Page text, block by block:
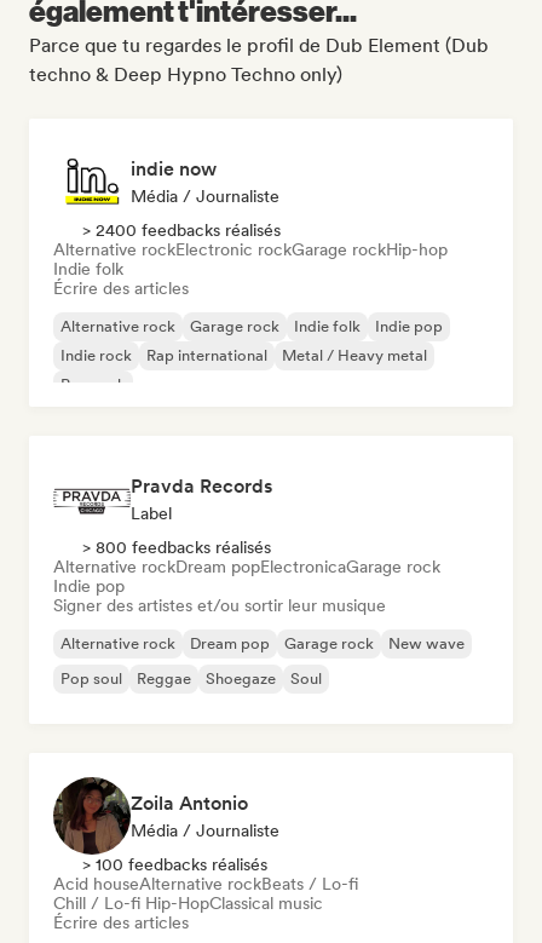
également t'intéresser...
Parce que tu regardes le profil de Dub Element (Dub
techno & Deep Hypno Techno only)
indie now
Média / Journaliste
> 2400 feedbacks réalisés
Alternative rockElectronic rockGarage rockHip-hop
Indie folk
Écrire des articles
Alternative rock Garage rock Indie folk
Indie pop
Indie rock
Rap international
Metal / Heavy metal
Pop rock
Pravda Records
Label
> 800 feedbacks réalisés
Alternative rockDream popElectronicaGarage rock
Indie pop
Signer des artistes et/ou sortir leur musique
Alternative rock Dream pop Garage rock
New wave
Pop soul
Reggae Shoegaze Soul
Zoila Antonio
Média / Journaliste
> 100 feedbacks réalisés
Acid houseAlternative rockBeats / Lo-fi
Chill / Lo-fi Hip-HopClassical music
Écrire des articles